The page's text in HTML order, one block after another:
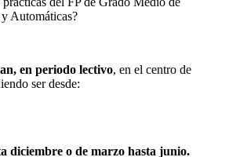
Automáticas?​
en periodo lectivo, en el centro de
ser desde:
diciembre o de marzo hasta junio.